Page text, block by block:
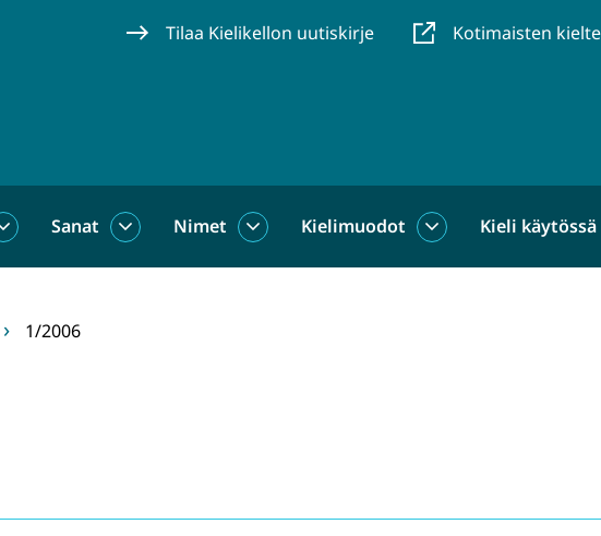
Tilaa Kielikellon uutiskirje Kotimaisten
Oikeinkirjoitus
Sanat
Sanat
Nimet
NimetKielimuodot
KielimuodotKieli käytössä
1/2006